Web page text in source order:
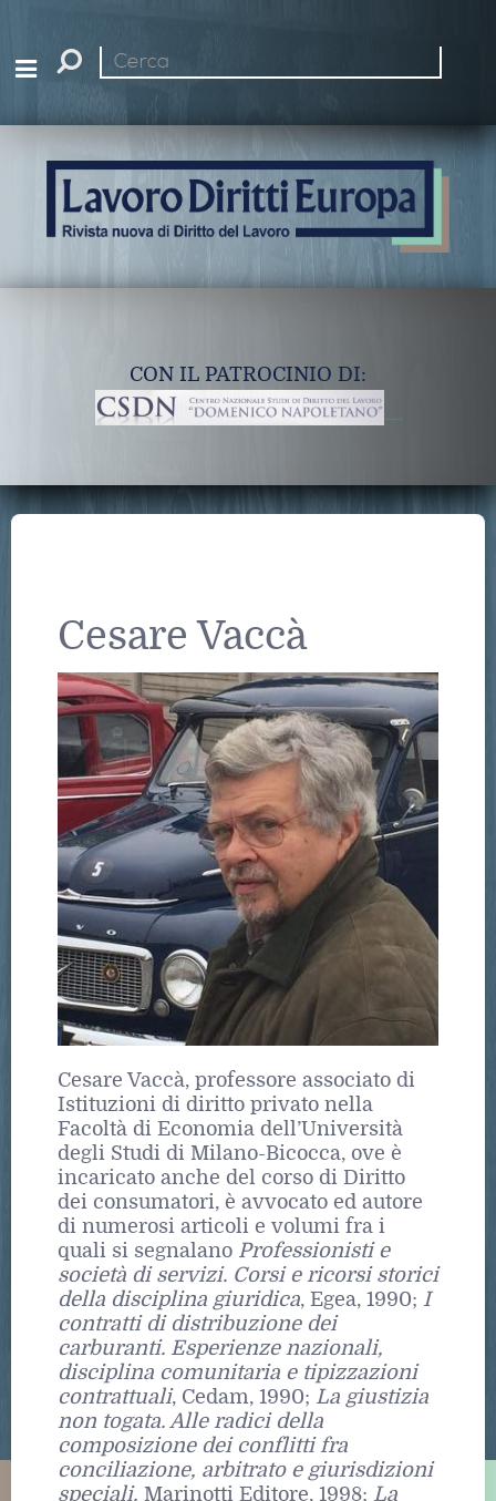
Cerca
CON IL PATROCINIO DI:
Cesare Vaccà
Cesare Vaccà, professore associato di
Istituzioni di diritto privato nella
Facoltà di Economia dell’Università
degli Studi di Milano-Bicocca, ove è
incaricato anche del corso di Diritto
dei consumatori, è avvocato ed autore
di numerosi articoli e volumi fra i
quali si segnalano Professionisti e
società di servizi. Corsi e ricorsi storici
della disciplina giuridica, Egea, 1990; I
contratti di distribuzione dei
carburanti. Esperienze nazionali,
disciplina comunitaria e tipizzazioni
contrattuali, Cedam, 1990; La giustizia
non togata. Alle radici della
composizione dei conflitti fra
conciliazione, arbitrato e giurisdizioni
speciali, Marinotti Editore, 1998; La